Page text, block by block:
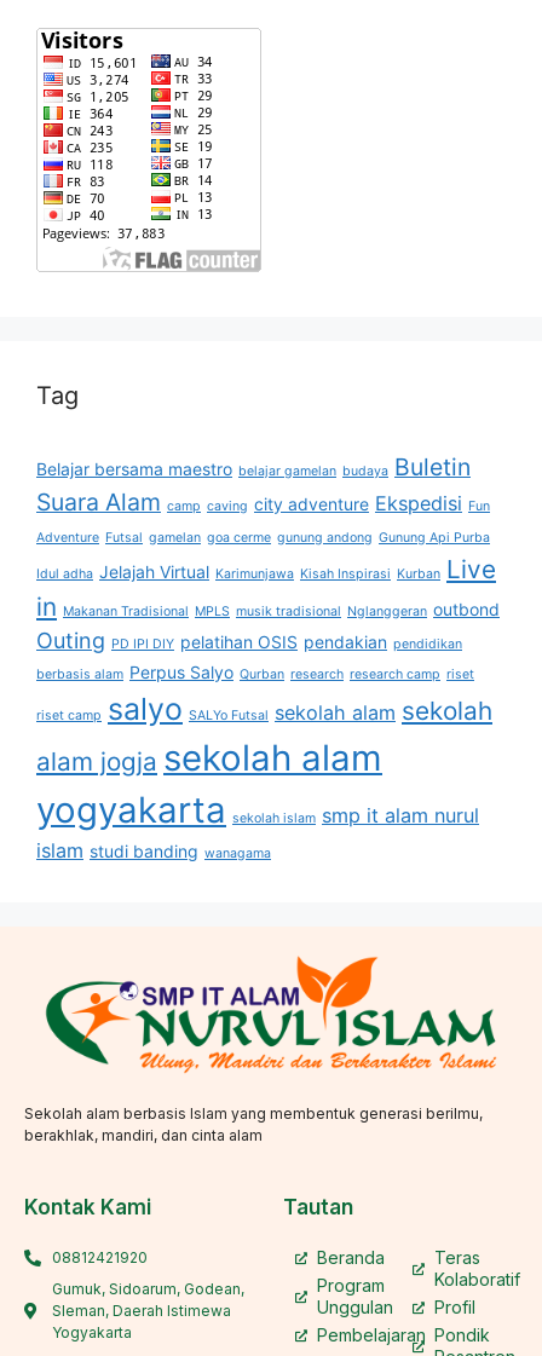
Tag
Belajar bersama maestro belajar gamelan budaya Buletin
Suara Alam camp caving city adventure Ekspedisi Fun
Adventure Futsal gamelan goa cerme gunung andong Gunung Api Purba
Idul adha Jelajah Virtual Karimunjawa Kisah Inspirasi Kurban Live
in Makanan Tradisional MPLS musik tradisional Nglanggeran outbond
Outing PD IPI DIY pelatihan OSIS pendakian pendidikan
berbasis alam Perpus Salyo Qurban research research camp riset
riset camp salyo SALYo Futsal sekolah alam sekolah
alam jogja sekolah alam
yogyakarta sekolah islam smp it alam nurul
islam studi banding wanagama
Sekolah alam berbasis Islam yang membentuk generasi berilmu,
berakhlak, mandiri, dan cinta alam
Kontak Kami
08812421920
Gumuk, Sidoarum, Godean,
Sleman, Daerah Istimewa
Yogyakarta
Tautan
Beranda
Program
Unggulan
Pembelajaran
Teras
Kolaboratif
Profil
Pondik